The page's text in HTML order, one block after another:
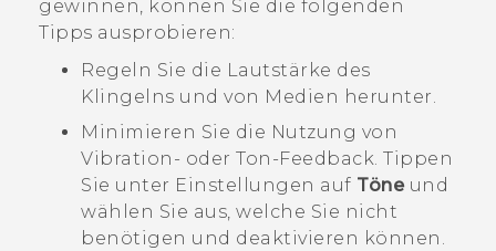
gewinnen, können Sie die folgenden
Tipps ausprobieren:
Regeln Sie die Lautstärke des
Klingelns und von Medien herunter.
Minimieren Sie die Nutzung von
Vibration- oder Ton-Feedback. Tippen
Sie unter Einstellungen auf Töneund
wählen Sie aus, welche Sie nicht
benötigen und deaktivieren können.